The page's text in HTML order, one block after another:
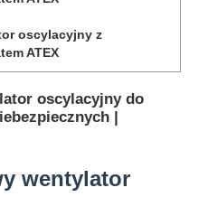
oscylacyjny z
ATEX
oscylacyjny do
|
wentylator